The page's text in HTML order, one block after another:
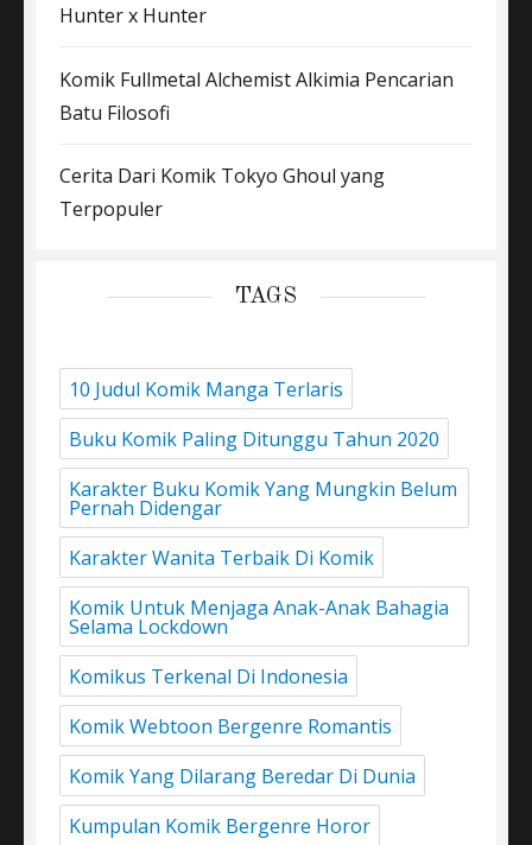
Hunter x Hunter
Komik Fullmetal Alchemist Alkimia Pencarian
Batu Filosofi
Cerita Dari Komik Tokyo Ghoul yang
Terpopuler
TAGS
10 Judul Komik Manga Terlaris
Buku Komik Paling Ditunggu Tahun 2020
Karakter Buku Komik Yang Mungkin Belum
Pernah Didengar
Karakter Wanita Terbaik Di Komik
Komik Untuk Menjaga Anak-Anak Bahagia
Selama Lockdown
Komikus Terkenal Di Indonesia
Komik Webtoon Bergenre Romantis
Komik Yang Dilarang Beredar Di Dunia
Kumpulan Komik Bergenre Horor